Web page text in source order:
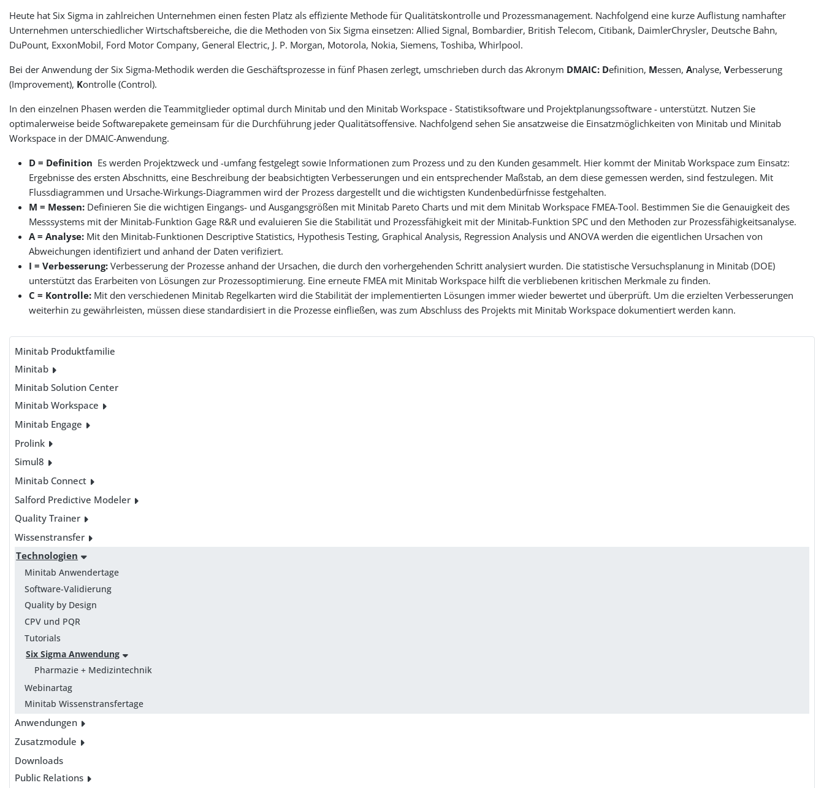
Minitab Produktfamilie
Minitab
Minitab Solution Center
Minitab Workspace
Minitab Engage
Prolink
Simul8
Minitab Connect
Salford Predictive Modeler
Quality Trainer
Wissenstransfer
Technologien
Minitab Anwendertage
Software-Validierung
Quality by Design
CPV und PQR
Tutorials
Six Sigma Anwendung
Pharmazie + Medizintechnik
Webinartag
Minitab Wissenstransfertage
Anwendungen
Zusatzmodule
Downloads
Public Relations
Heute hat Six Sigma in zahlreichen Unternehmen einen festen Platz als effiziente Methode für Qualitätskontrolle und Prozessmanagement. Nachfolgend eine kurze Auflistung namhafter
Unternehmen unterschiedlicher Wirtschaftsbereiche, die die Methoden von Six Sigma einsetzen: Allied Signal, Bombardier, British Telecom, Citibank, DaimlerChrysler, Deutsche Bahn,
DuPount, ExxonMobil, Ford Motor Company, General Electric, J. P. Morgan, Motorola, Nokia, Siemens, Toshiba, Whirlpool.
Bei der Anwendung der Six Sigma-Methodik werden die Geschäftsprozesse in fünf Phasen zerlegt, umschrieben durch das Akronym DMAIC: Definition, Messen,Analyse,Verbesserung
(Improvement), Kontrolle (Control).
In den einzelnen Phasen werden die Teammitglieder optimal durch Minitab und den Minitab Workspace - Statistiksoftware und Projektplanungssoftware - unterstützt. Nutzen Sie
optimalerweise beide Softwarepakete gemeinsam für die Durchführung jeder Qualitätsoffensive. Nachfolgend sehen Sie ansatzweise die Einsatzmöglichkeiten von Minitab und Minitab
Workspace in der DMAIC-Anwendung.
D = Definition Es werden Projektzweck und -umfang festgelegt sowie Informationen zum Prozess und zu den Kunden gesammelt. Hier kommt der Minitab Workspace zum Einsatz:
Ergebnisse des ersten Abschnitts, eine Beschreibung der beabsichtigten Verbesserungen und ein entsprechender Maßstab, an dem diese gemessen werden, sind festzulegen. Mit
Flussdiagrammen und Ursache-Wirkungs-Diagrammen wird der Prozess dargestellt und die wichtigsten Kundenbedürfnisse festgehalten.
M = Messen: Definieren Sie die wichtigen Eingangs- und Ausgangsgrößen mit Minitab Pareto Charts und mit dem Minitab Workspace FMEA-Tool. Bestimmen Sie die Genauigkeit des
Messsystems mit der Minitab-Funktion Gage R&R und evaluieren Sie die Stabilität und Prozessfähigkeit mit der Minitab-Funktion SPC und den Methoden zur Prozessfähigkeitsanalyse.
A = Analyse: Mit den Minitab-Funktionen Descriptive Statistics, Hypothesis Testing, Graphical Analysis, Regression Analysis und ANOVA werden die eigentlichen Ursachen von
Abweichungen identifiziert und anhand der Daten verifiziert.
I = Verbesserung: Verbesserung der Prozesse anhand der Ursachen, die durch den vorhergehenden Schritt analysiert wurden. Die statistische Versuchsplanung in Minitab (DOE)
unterstützt das Erarbeiten von Lösungen zur Prozessoptimierung. Eine erneute FMEA mit Minitab Workspace hilft die verbliebenen kritischen Merkmale zu finden.
C = Kontrolle: Mit den verschiedenen Minitab Regelkarten wird die Stabilität der implementierten Lösungen immer wieder bewertet und überprüft. Um die erzielten Verbesserungen
weiterhin zu gewährleisten, müssen diese standardisiert in die Prozesse einfließen, was zum Abschluss des Projekts mit Minitab Workspace dokumentiert werden kann.